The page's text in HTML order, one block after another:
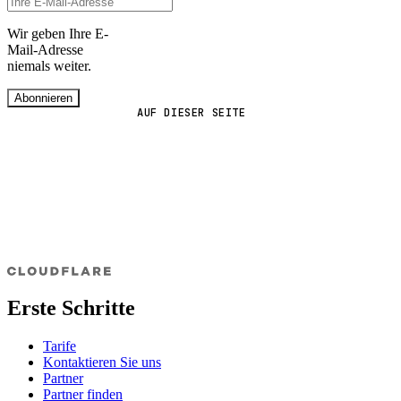
AUF DIESER SEITE
Wir geben Ihre E-
Mail-Adresse
niemals weiter.
Abonnieren
Erste Schritte
Tarife
Kontaktieren Sie uns
Partner
Partner finden